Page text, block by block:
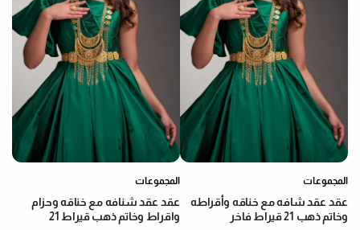
المجموعات
عقد عقد شنافه مع خناقه وحزام
واقراط وخاتم ذهب قيراط 21
المجموعات
عقد عقد شافه مع خناقه وأقراطه
وخاتم ذهب 21 قيراط فاخر